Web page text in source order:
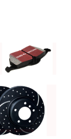
Blackstuff